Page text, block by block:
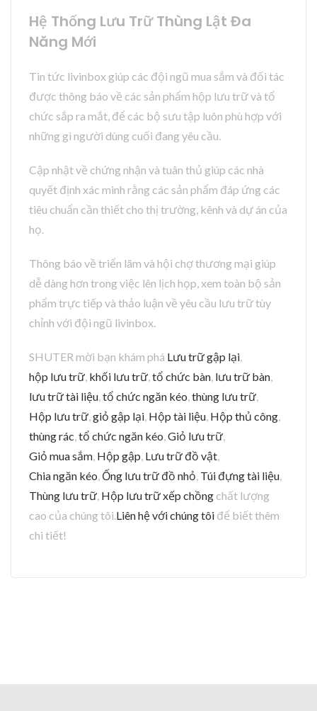
Hệ Thống Lưu Trữ Thùng Lật Đa
Năng Mới
Tin tức livinbox giúp các đội ngũ mua sắm và đối tác
được thông báo về các sản phẩm hộp lưu trữ và tổ
chức sắp ra mắt, để các bộ sưu tập luôn phù hợp với
những gì người dùng cuối đang yêu cầu.
Cập nhật về chứng nhận và tuân thủ giúp các nhà
quyết định xác minh rằng các sản phẩm đáp ứng các
tiêu chuẩn cần thiết cho thị trường, kênh và dự án của
họ.
Thông báo về triển lãm và hội chợ thương mại giúp
dễ dàng hơn trong việc lên lịch họp, xem toàn bộ sản
phẩm trực tiếp và thảo luận về yêu cầu lưu trữ tùy
chỉnh với đội ngũ livinbox.
SHUTER mời bạn khám phá Lưu trữ gập lại,
hộp lưu trữ, khối lưu trữ,tổ chức bàn, lưu trữ bàn,
lưu trữ tài liệu,tổ chức ngăn kéo,thùng lưu trữ,
Hộp lưu trữ,giỏ gập lại, Hộp tài liệu, Hộp thủ công,
thùng rác,tổ chức ngăn kéo,Giỏ lưu trữ,
Giỏ mua sắm, Hộp gập, Lưu trữ đồ vật,
Chia ngăn kéo, Ống lưu trữ đồ nhỏ, Túi đựng tài liệu,
Thùng lưu trữ, Hộp lưu trữ xếp chồng chất lượng
cao của chúng tôi.Liên hệ với chúng tôi để biết thêm
chi tiết!